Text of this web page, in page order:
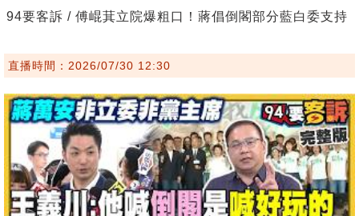
94要客訴 / 傅崐萁立院爆粗口！蔣倡倒閣部分藍白委支持
直播時間：2026/07/30 12:30